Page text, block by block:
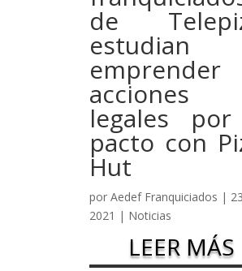
de
estudian
emprender
acciones
legales
pacto con
Hut
porAedef Franquiciados |
2021 | Noticias
LEER MÁS